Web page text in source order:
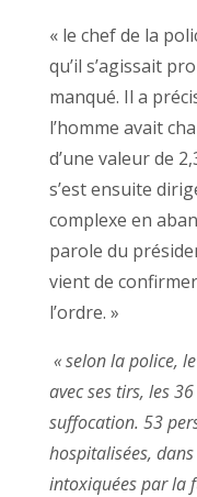
« le chef de la
qu’il s’agissait
manqué. Il a
l’homme avait
d’une valeur de
s’est ensuite
complexe en
parole du
vient de
l’ordre. »
« selon la police,
avec ses tirs, les
suffocation. 53
hospitalisées,
intoxiquées par la